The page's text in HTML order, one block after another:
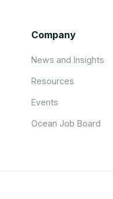
Company
News and Insights
Resources
Events
Ocean Job Board